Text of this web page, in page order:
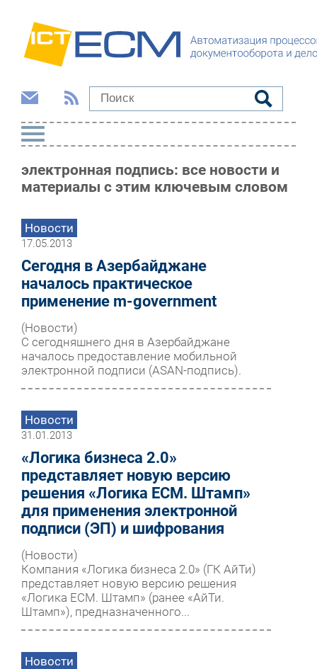
электронная подпись: все новости и
материалы с этим ключевым словом
Новости
17.05.2013
Сегодня в Азербайджане
началось практическое
применение m-government
(Новости)
С сегодняшнего дня в Азербайджане
началось предоставление мобильной
электронной подписи (ASAN-подпись).
Новости
31.01.2013
«Логика бизнеса 2.0»
представляет новую версию
решения «Логика ECM. Штамп»
для применения электронной
подписи (ЭП) и шифрования
(Новости)
Компания «Логика бизнеса 2.0» (ГК АйТи)
представляет новую версию решения
«Логика ECM. Штамп» (ранее «АйТи.
Штамп»), предназначенного...
Новости